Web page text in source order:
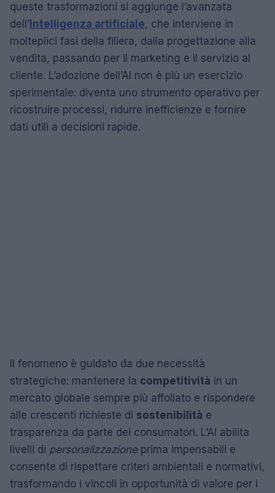
queste trasformazioni si aggiunge l’avanzata
dell’ Intelligenza artificiale, che interviene in
molteplici fasi della filiera, dalla progettazione alla
vendita, passando per il marketing e il servizio al
cliente. L’adozione dell’AI non è più un esercizio
sperimentale: diventa uno strumento operativo per
ricostruire processi, ridurre inefficienze e fornire
dati utili a decisioni rapide.
Il fenomeno è guidato da due necessità
strategiche: mantenere la competitività in un
mercato globale sempre più affollato e rispondere
alle crescenti richieste di sostenibilità e
trasparenza da parte dei consumatori. L’AI abilita
livelli di personalizzazioneprima impensabili e
consente di rispettare criteri ambientali e normativi,
trasformando i vincoli in opportunità di valore per i